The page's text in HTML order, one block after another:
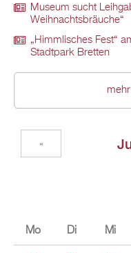
Museum sucht
Weihnachtsbräuche“
„Himmlisches Fest“
Stadtpark Bretten
«
Mo Di Mi